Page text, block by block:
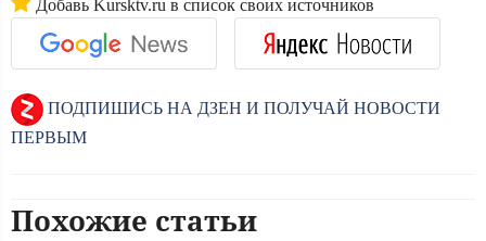
Добавь Kursktv.ru в список своих источников
ПОДПИШИСЬ НА ДЗЕН И ПОЛУЧАЙ НОВОСТИ
ПЕРВЫМ
Похожие статьи